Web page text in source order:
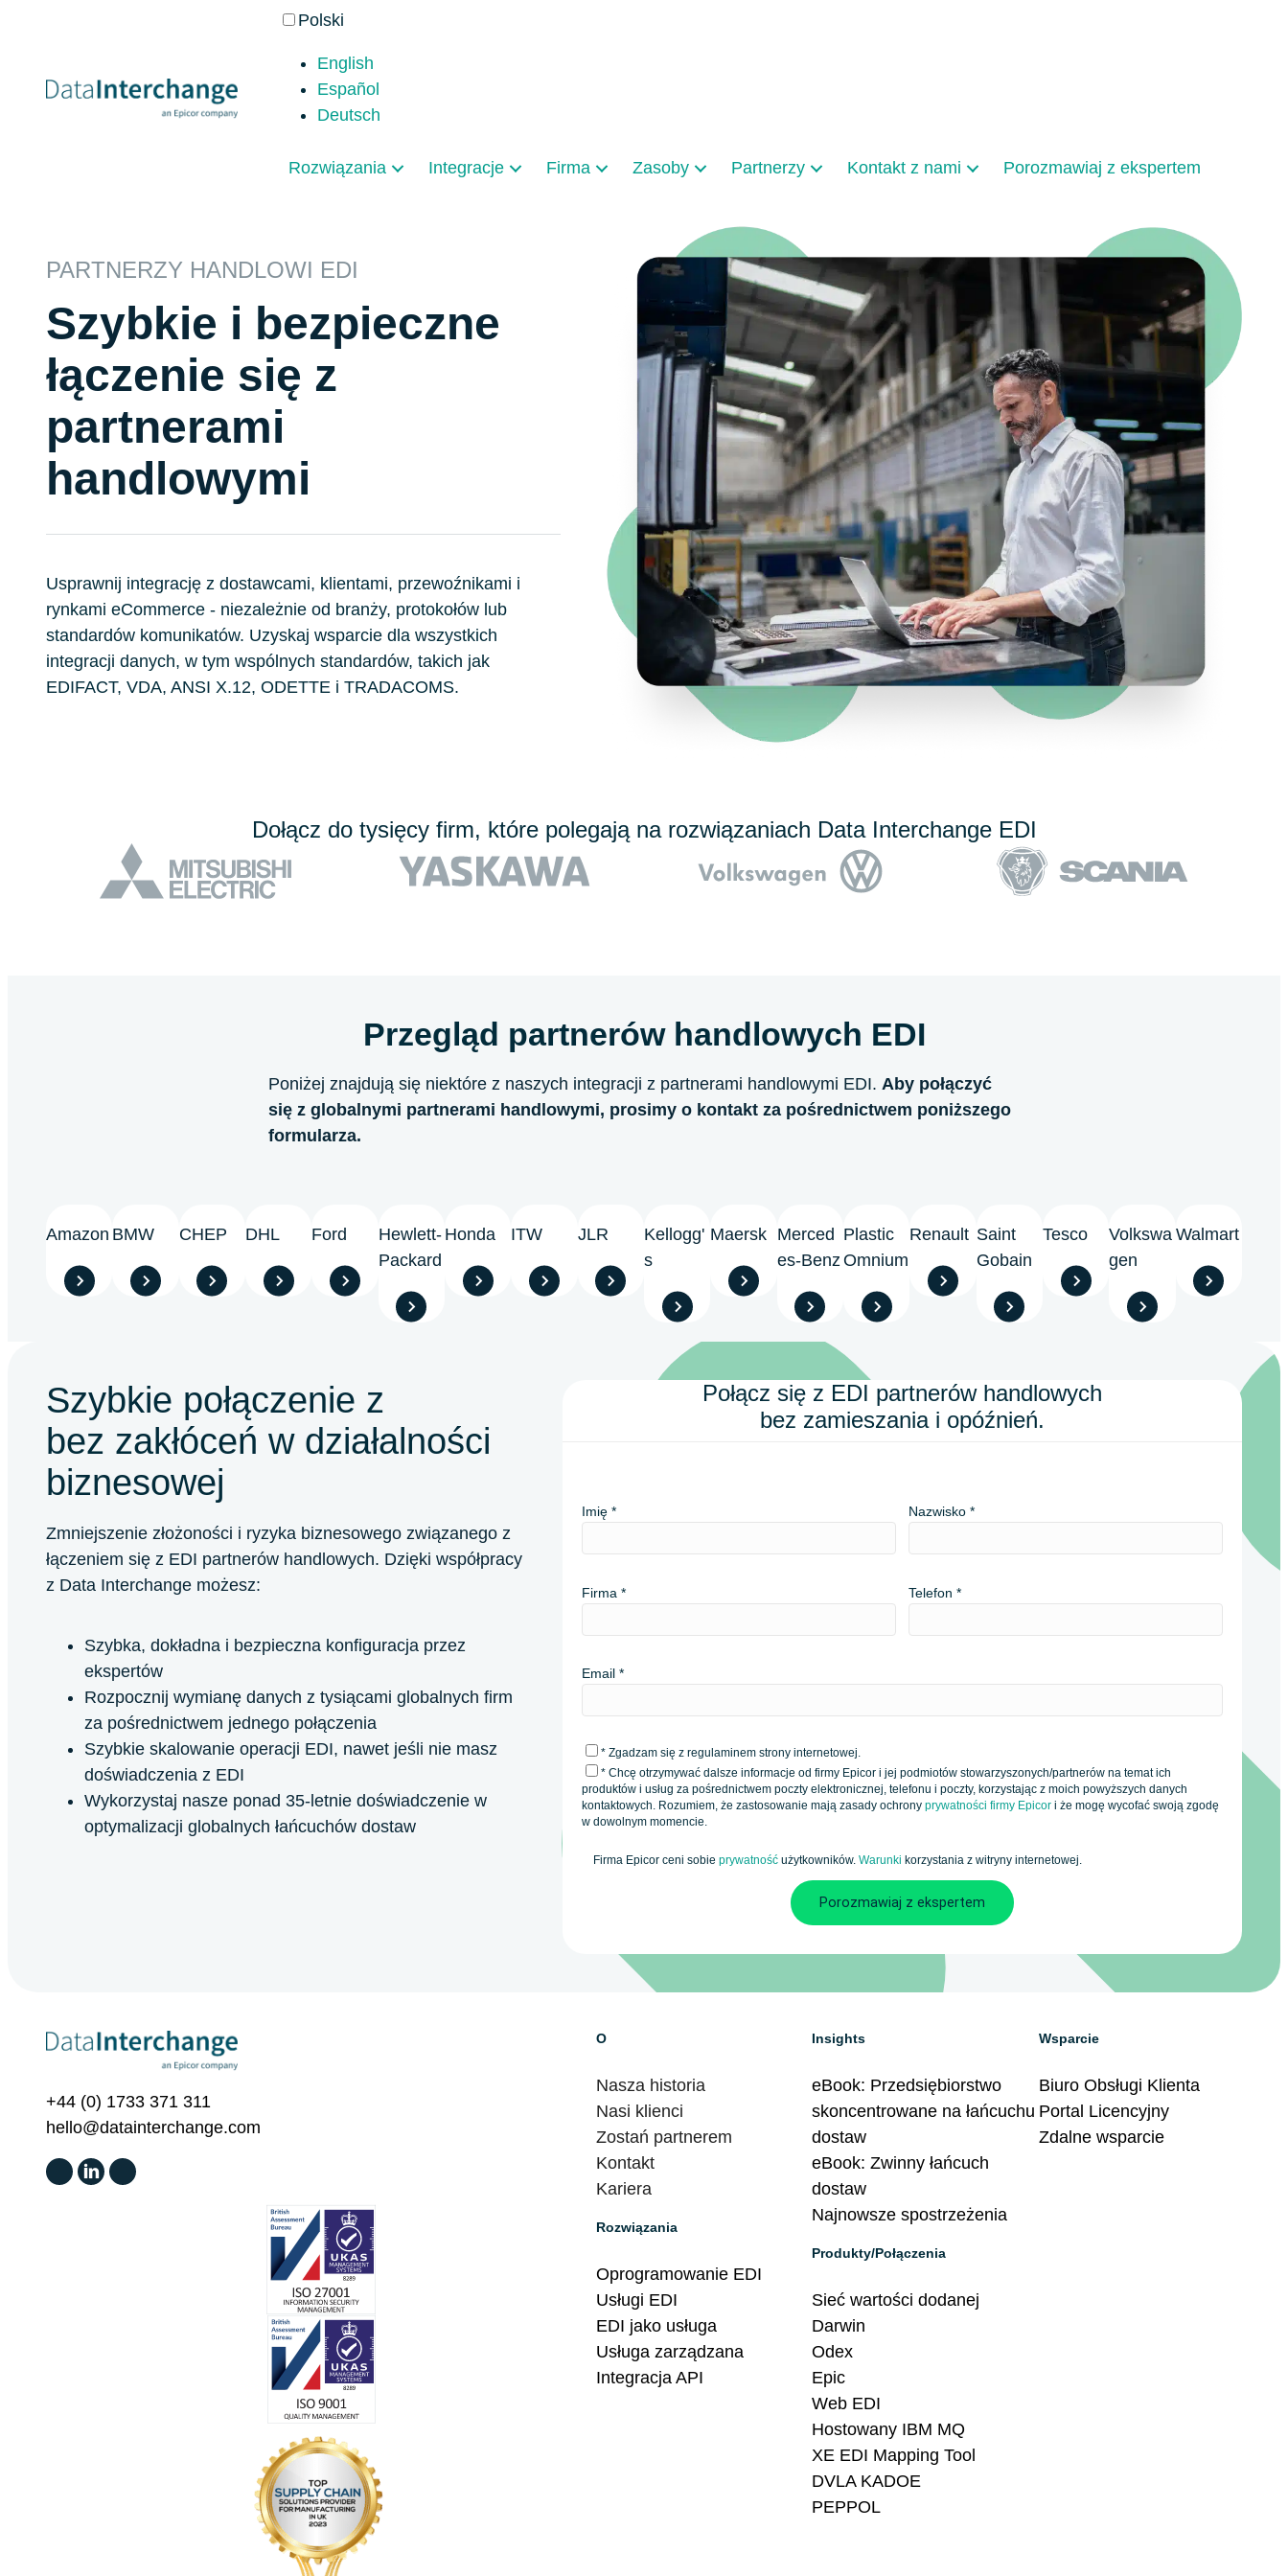
Polski
English
Español
Deutsch
Rozwiązania Integracje Firma Zasoby Partnerzy Kontakt z nami Porozmawiaj z ekspertem
PARTNERZY HANDLOWI EDI
Szybkie i bezpieczne
łączenie się z
partnerami
handlowymi
Usprawnij integrację z dostawcami, klientami, przewoźnikami i
rynkami eCommerce - niezależnie od branży, protokołów lub
standardów komunikatów. Uzyskaj wsparcie dla wszystkich
integracji danych, w tym wspólnych standardów, takich jak
EDIFACT, VDA, ANSI X.12, ODETTE i TRADACOMS.
Dołącz do tysięcy firm, które polegają na rozwiązaniach Data Interchange EDI
Przegląd partnerów handlowych EDI
Poniżej znajdują się niektóre z naszych integracji z partnerami handlowymi EDI. Aby połączyć
się z globalnymi partnerami handlowymi, prosimy o kontakt za pośrednictwem poniższego
formularza.
Amazon BMW CHEP DHL Ford
Hewlett-
Packard
Honda ITW JLR
Kellogg'
s
Maersk Merced
es-Benz
Plastic
Omnium
Renault Saint
Gobain
Tesco
Volkswa
gen
Walmart
Szybkie połączenie z
bez zakłóceń w działalności
biznesowej
Zmniejszenie złożoności i ryzyka biznesowego związanego z
łączeniem się z EDI partnerów handlowych. Dzięki współpracy
z Data Interchange możesz:
Szybka, dokładna i bezpieczna konfiguracja przez
ekspertów
Rozpocznij wymianę danych z tysiącami globalnych firm
za pośrednictwem jednego połączenia
Szybkie skalowanie operacji EDI, nawet jeśli nie masz
doświadczenia z EDI
Wykorzystaj nasze ponad 35-letnie doświadczenie w
optymalizacji globalnych łańcuchów dostaw
Połącz się z EDI partnerów handlowych
bez zamieszania i opóźnień.
Imię Nazwisko
Firma Telefon
Email
* Zgadzam się z regulaminem strony internetowej.
* Chcę otrzymywać dalsze informacje od firmy Epicor i jej podmiotów stowarzyszonych/partnerów na temat ich
produktów i usług za pośrednictwem poczty elektronicznej, telefonu i poczty, korzystając z moich powyższych danych
kontaktowych. Rozumiem, że zastosowanie mają zasady ochronyprywatności firmy Epicor i że mogę wycofać swoją zgodę
w dowolnym momencie.
Firma Epicor ceni sobie prywatnośćużytkowników. Warunki korzystania z witryny internetowej.
+44 (0) 1733 371 311
hello@datainterchange.com
O
Nasza historia
Nasi klienci
Zostań partnerem
Kontakt
Kariera
Rozwiązania
Oprogramowanie EDI
Usługi EDI
EDI jako usługa
Usługa zarządzana
Integracja API
Insights
eBook: Przedsiębiorstwo
skoncentrowane na łańcuchu
dostaw
eBook: Zwinny łańcuch
dostaw
Najnowsze spostrzeżenia
Produkty/Połączenia
Sieć wartości dodanej
Darwin
Odex
Epic
Web EDI
Hostowany IBM MQ
XE EDI Mapping Tool
DVLA KADOE
PEPPOL
Wsparcie
Biuro Obsługi Klienta
Portal Licencyjny
Zdalne wsparcie